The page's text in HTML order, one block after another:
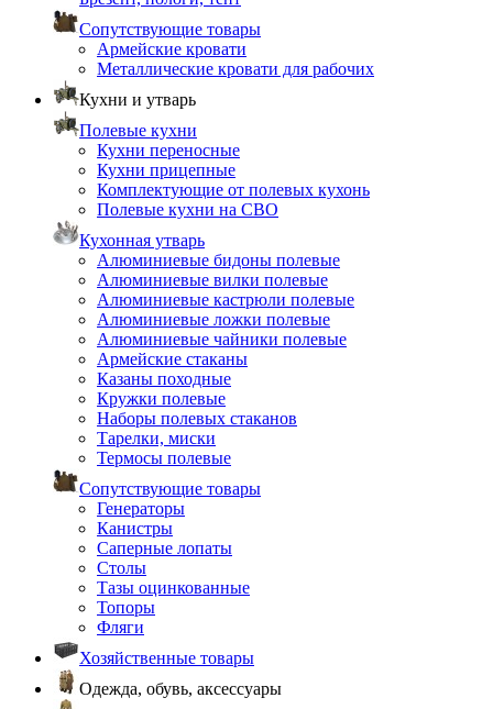
Сопутствующие товары
Армейские кровати
Металлические кровати для рабочих
Кухни и утварь
Полевые кухни
Кухни переносные
Кухни прицепные
Комплектующие от полевых кухонь
Полевые кухни на СВО
Кухонная утварь
Алюминиевые бидоны полевые
Алюминиевые вилки полевые
Алюминиевые кастрюли полевые
Алюминиевые ложки полевые
Алюминиевые чайники полевые
Армейские стаканы
Казаны походные
Кружки полевые
Наборы полевых стаканов
Тарелки, миски
Термосы полевые
Сопутствующие товары
Генераторы
Канистры
Саперные лопаты
Столы
Тазы оцинкованные
Топоры
Фляги
Хозяйственные товары
Одежда, обувь, аксессуары